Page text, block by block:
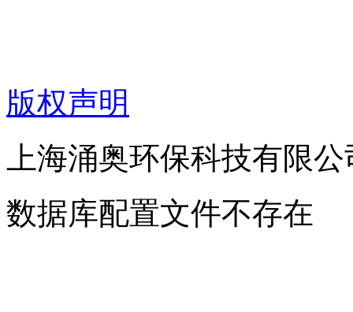
版权声明
上海涌奥环保科技有限
数据库配置文件不存在